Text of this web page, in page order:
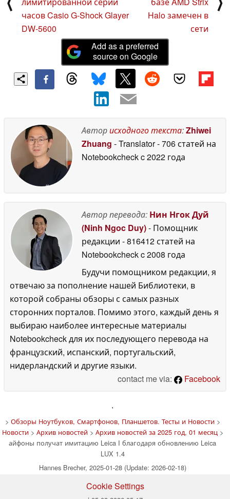
часов Casio G-Shock Glayer
DW-5600
Halo замечен в
сети
Add as a preferred
source on Google
Авторисходного текста:Zhiwei
Zhuang - Translator- 706 статей на
Notebookcheckc 2022 года
Автор перевода: Нин Нгок Дуй
(Ninh Ngoc Duy)- Помощник
редакции - 816412 статей на
Notebookcheckc 2008 года
Будучи помощником редакции, я
отвечаю за пополнение нашей Библиотеки, в
которой собраны обзоры с самых разных
сторонних порталов. Помимо этого, каждый день я
выбираю наиболее интересные материалы
Notebookcheck для их последующего перевода на
французский, испанский, португальский,
нидерландский и другие языки.
contact me via:
Facebook
'
> Обзоры Ноутбуков, Смартфонов, Планшетов. Тесты и Новости>
Новости> Архив новостей> Архив новостей за 2025 год, 01 месяц>
айфоны получат имитацию Leica I благодаря обновлению Leica
LUX 1.4
Hannes Brecher, 2025-01-28 (Update: 2026-02-18)
Cookie Settings